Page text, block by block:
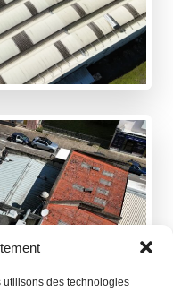
utilisons des technologies